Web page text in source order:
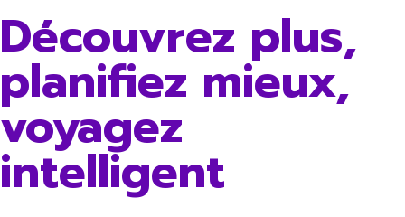
Découvrez plus,
planifiez mieux,
voyagez
intelligent